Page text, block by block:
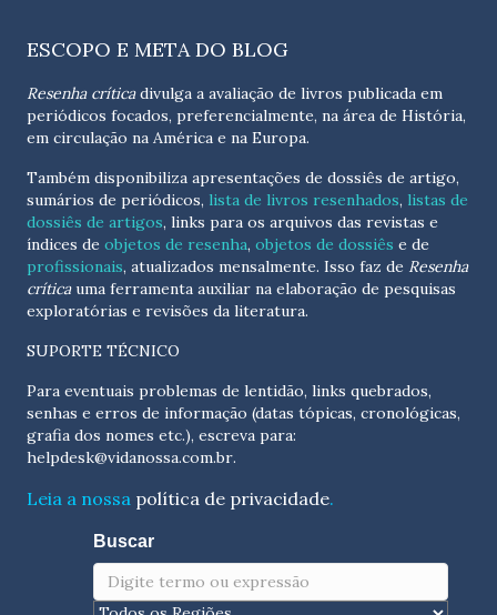
ESCOPO E META DO BLOG
Resenha críticadivulga a avaliação de livros publicada em
periódicos focados, preferencialmente, na área de História,
em circulação na América e na Europa.
Também disponibiliza apresentações de dossiês de artigo,
sumários de periódicos, lista de livros resenhados, listas de
dossiês de artigos, links para os arquivos das revistas e
índices de objetos de resenha, objetos de dossiês e de
profissionais, atualizados mensalmente. Isso faz de Resenha
críticauma ferramenta auxiliar na elaboração de pesquisas
exploratórias e revisões da literatura.
SUPORTE TÉCNICO
Para eventuais problemas de lentidão, links quebrados,
senhas e erros de informação (datas tópicas, cronológicas,
helpdesk@vidanossa.com.br.
Leia a nossa política de privacidade.
Buscar